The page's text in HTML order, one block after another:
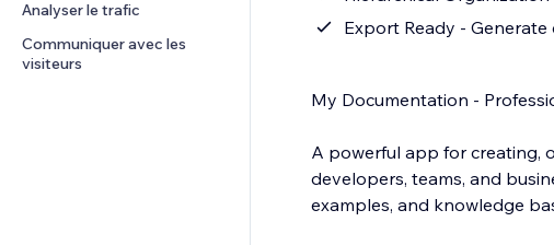
Analyser le trafic
Communiquer avec les
visiteurs
Export Ready -
My Documentation -
A powerful app for creating,
developers, teams, and
examples, and knowledge